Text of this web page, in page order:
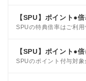
【SPU】ポイント●
【SPU】ポイント●